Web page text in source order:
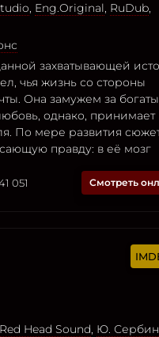
, Eng.Original, RuDub,
захватывающей
чья жизнь со стороны
Она замужем за
однако, принимает
По мере развития
правду: в её мозг
051 Смотреть
Red Head Sound, Ю. Сербин